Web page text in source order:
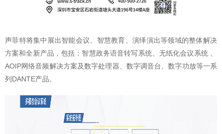
声菲特将集中展出智能会议、智慧教育、演绎演出等领域的整体解决
方案和全新产品，包括：智慧政务语音转写系统、无纸化会议系统 、
AOIP网络音频解决方案及数字处理器、数字调音台、数字功放等一系
列DANTE产品。